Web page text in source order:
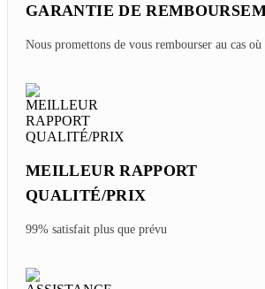
GARANTIE DE
Nous promettons de vous rembourser au cas où
MEILLEUR RAPPORT
QUALITÉ/PRIX
99% satisfait plus que prévu